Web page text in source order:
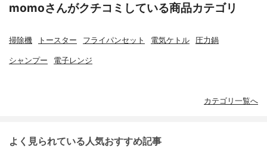
momoさんがクチコミしている商品カテゴリ
掃除機 トースター フライパンセット 電気ケトル 圧力鍋
シャンプー 電子レンジ
カテゴリ一覧へ
よく見られている人気おすすめ記事